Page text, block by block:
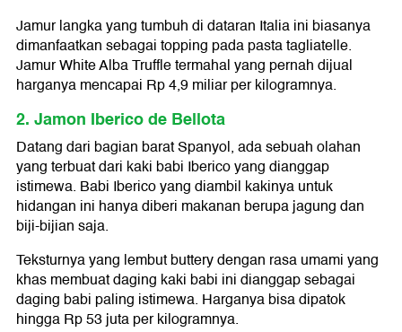
Jamur langka yang tumbuh di dataran Italia ini biasanya
dimanfaatkan sebagai topping pada pasta tagliatelle.
Jamur White Alba Truffle termahal yang pernah dijual
harganya mencapai Rp 4,9 miliar per kilogramnya.
2. Jamon Iberico de Bellota
Datang dari bagian barat Spanyol, ada sebuah olahan
yang terbuat dari kaki babi Iberico yang dianggap
istimewa. Babi Iberico yang diambil kakinya untuk
hidangan ini hanya diberi makanan berupa jagung dan
biji-bijian saja.
Teksturnya yang lembut buttery dengan rasa umami yang
khas membuat daging kaki babi ini dianggap sebagai
daging babi paling istimewa. Harganya bisa dipatok
hingga Rp 53 juta per kilogramnya.